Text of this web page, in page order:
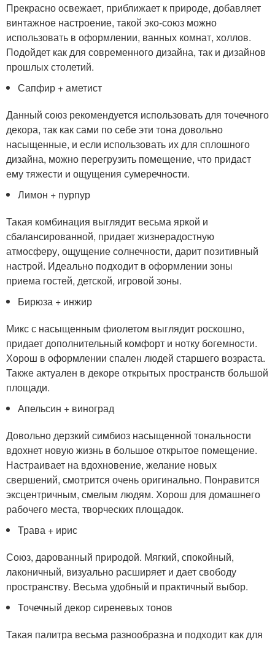
Прекрасно освежает, приближает к природе, добавляет
винтажное настроение, такой эко-союз можно
использовать в оформлении, ванных комнат, холлов.
Подойдет как для современного дизайна, так и дизайнов
прошлых столетий.
Сапфир + аметист
Данный союз рекомендуется использовать для точечного
декора, так как сами по себе эти тона довольно
насыщенные, и если использовать их для сплошного
дизайна, можно перегрузить помещение, что придаст
ему тяжести и ощущения сумеречности.
Лимон + пурпур
Такая комбинация выглядит весьма яркой и
сбалансированной, придает жизнерадостную
атмосферу, ощущение солнечности, дарит позитивный
настрой. Идеально подходит в оформлении зоны
приема гостей, детской, игровой зоны.
Бирюза + инжир
Микс с насыщенным фиолетом выглядит роскошно,
придает дополнительный комфорт и нотку богемности.
Хорош в оформлении спален людей старшего возраста.
Также актуален в декоре открытых пространств большой
площади.
Апельсин + виноград
Довольно дерзкий симбиоз насыщенной тональности
вдохнет новую жизнь в большое открытое помещение.
Настраивает на вдохновение, желание новых
свершений, смотрится очень оригинально. Понравится
эксцентричным, смелым людям. Хорош для домашнего
рабочего места, творческих площадок.
Трава + ирис
Союз, дарованный природой. Мягкий, спокойный,
лаконичный, визуально расширяет и дает свободу
пространству. Весьма удобный и практичный выбор.
Точечный декор сиреневых тонов
Такая палитра весьма разнообразна и подходит как для